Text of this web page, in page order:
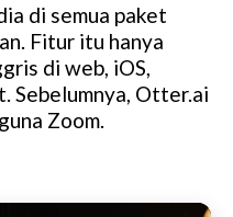
di semua paket
Fitur itu hanya
di web, iOS,
Sebelumnya, Otter.ai
Zoom.